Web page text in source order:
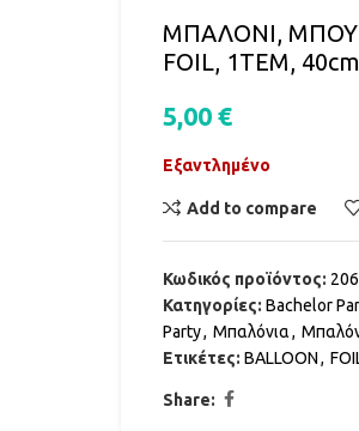
ΜΠΑΛΟΝΙ,
FOIL, 1ΤΕΜ,
5,00 €
Εξαντλημένο
Add to compare
Κωδικός προϊόντος:
Κατηγορίες: Bachelor
Party, Μπαλόνια,
Ετικέτες: BALLOON,
Share: